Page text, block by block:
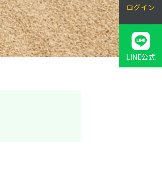
ログイン
LINE公式